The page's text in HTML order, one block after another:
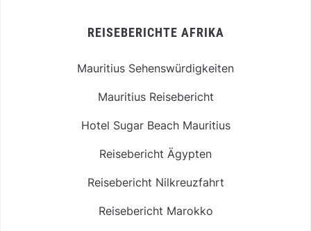
REISEBERICHTE AFRIKA
Mauritius Sehenswürdigkeiten
Mauritius Reisebericht
Hotel Sugar Beach Mauritius
Reisebericht Ägypten
Reisebericht Nilkreuzfahrt
Reisebericht Marokko